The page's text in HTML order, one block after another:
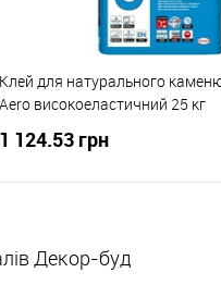
Клей для натурального
Aero високоеластичний 25 кг
1 124.53 грн
Декор-буд